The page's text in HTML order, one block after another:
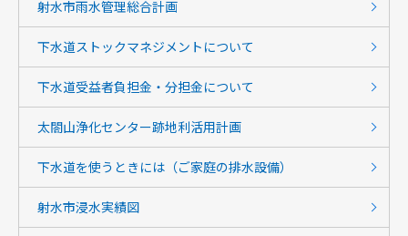
射水市雨水管理総合計画
下水道ストックマネジメントについて
下水道受益者負担金・分担金について
太閤山浄化センター跡地利活用計画
下水道を使うときには（ご家庭の排水設備）
射水市浸水実績図